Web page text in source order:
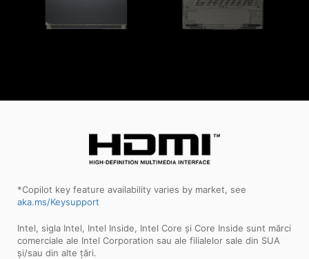
*Copilot key feature availability varies by market, see
aka.ms/Keysupport
Intel, sigla Intel, Intel Inside, Intel Core și Core Inside sunt mărci
comerciale ale Intel Corporation sau ale filialelor sale din SUA
și/sau din alte țări.